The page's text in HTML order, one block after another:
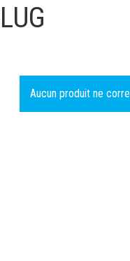
Aucun produit ne